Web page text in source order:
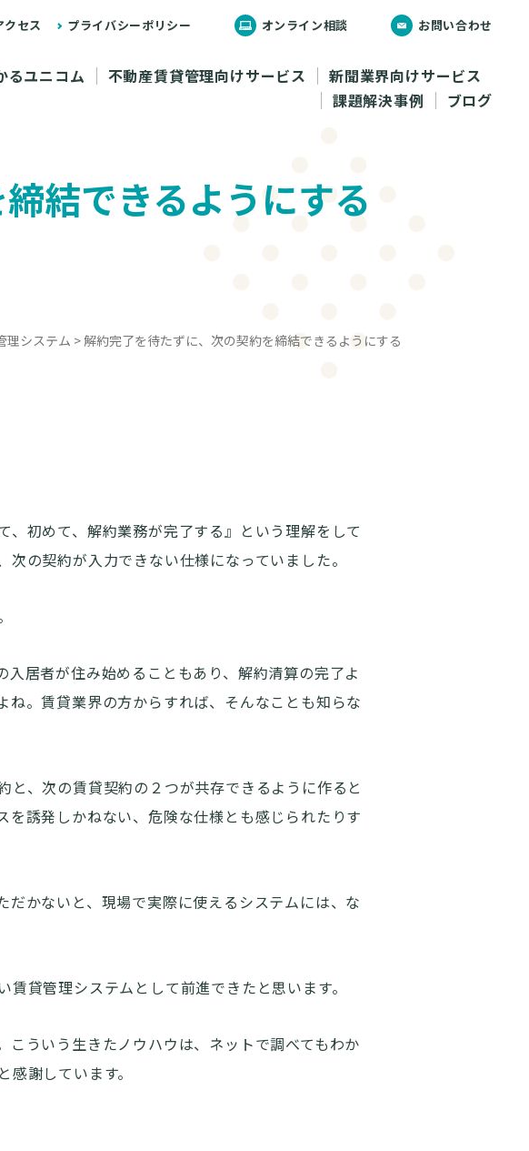
セス プライバシーポリシー オンライン相談 お問い合わせ
るユニコム 不動産賃貸管理向けサービス
新聞業界向けサービス
課題解決事例
ブログ
結できるようにする
理システム >解約完了を待たずに、次の契約を締結できるようにする
初めて、解約業務が完了する』という理解をして
の契約が入力できない仕様になっていました。
居者が住み始めることもあり、解約清算の完了よ
。賃貸業界の方からすれば、そんなことも知らな
、次の賃貸契約の２つが共存できるように作ると
誘発しかねない、危険な仕様とも感じられたりす
かないと、現場で実際に使えるシステムには、な
貸管理システムとして前進できたと思います。
ういう生きたノウハウは、ネットで調べてもわか
謝しています。